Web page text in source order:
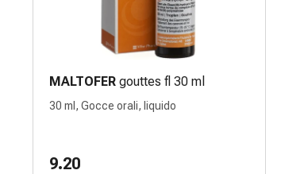
MALTOFER gouttes fl 30 ml
30 ml, Gocce orali, liquido
9.20